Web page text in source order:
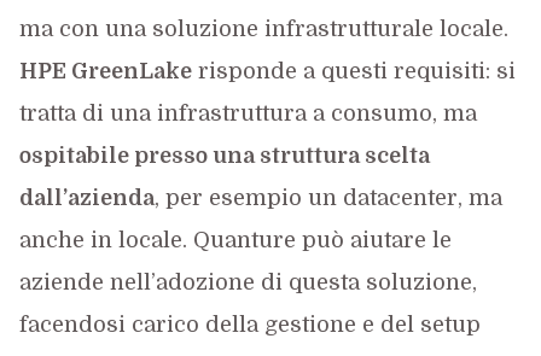
ma con una soluzione infrastrutturale locale.
HPE GreenLakerisponde a questi requisiti: si
tratta di una infrastruttura a consumo, ma
ospitabile presso una struttura scelta
dall’azienda, per esempio un datacenter, ma
anche in locale. Quanture può aiutare le
aziende nell’adozione di questa soluzione,
facendosi carico della gestione e del setup